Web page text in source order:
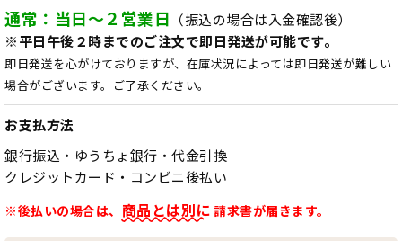
通常：当日～２営業日 （振込の場合は入金確認後）
※平日午後２時までのご注文で即日発送が可能です。
即日発送を心がけておりますが、在庫状況によっては即日発送が難しい
場合がございます。ご了承ください。
お支払方法
銀行振込・ゆうちょ銀行・代金引換
クレジットカード・コンビニ後払い
※後払いの場合は、 商品とは別に 請求書が届きます。